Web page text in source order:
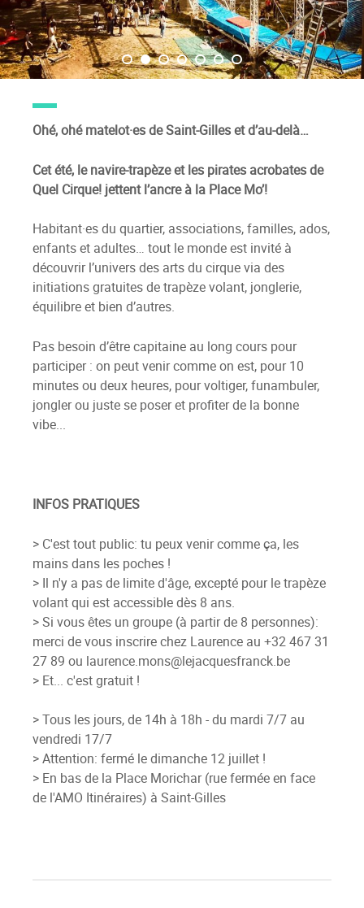
Ohé, ohé matelot·es de Saint-Gilles et d’au-delà…
Cet été, le navire-trapèze et les pirates acrobates de
Quel Cirque! jettent l’ancre à la Place Mo’!
Habitant·es du quartier, associations, familles, ados,
enfants et adultes… tout le monde est invité à
découvrir l’univers des arts du cirque via des
initiations gratuites de trapèze volant, jonglerie,
équilibre et bien d’autres.
Pas besoin d’être capitaine au long cours pour
participer : on peut venir comme on est, pour 10
minutes ou deux heures, pour voltiger, funambuler,
jongler ou juste se poser et profiter de la bonne
vibe...
INFOS PRATIQUES
> C'est tout public: tu peux venir comme ça, les
mains dans les poches !
> Il n'y a pas de limite d'âge, excepté pour le trapèze
volant qui est accessible dès 8 ans.
> Si vous êtes un groupe (à partir de 8 personnes):
merci de vous inscrire chez Laurence au +32 467 31
27 89 ou laurence.mons@lejacquesfranck.be
> Et... c'est gratuit !
> Tous les jours, de 14h à 18h - du mardi 7/7 au
vendredi 17/7
> Attention: fermé le dimanche 12 juillet !
> En bas de la Place Morichar (rue fermée en face
de l'AMO Itinéraires) à Saint-Gilles